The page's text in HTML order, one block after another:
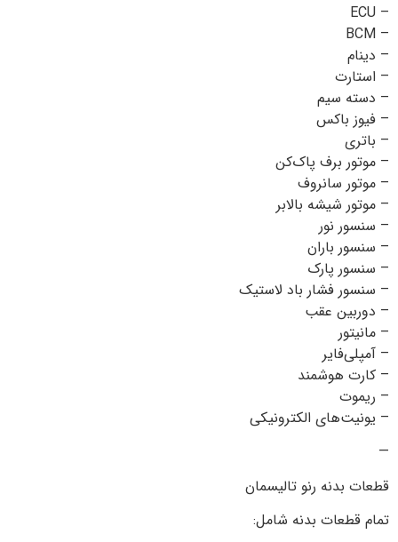
– ECU
– BCM
– دینام
– استارت
– دسته سیم
– فیوز باکس
– باتری
– موتور برف پاک‌کن
– موتور سانروف
– موتور شیشه بالابر
– سنسور نور
– سنسور باران
– سنسور پارک
– سنسور فشار باد لاستیک
– دوربین عقب
– مانیتور
– آمپلی‌فایر
– کارت هوشمند
– ریموت
– یونیت‌های الکترونیکی
—
قطعات بدنه رنو تالیسمان
تمام قطعات بدنه شامل: